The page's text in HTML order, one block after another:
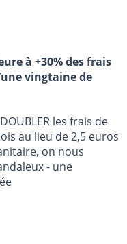
à +30% des frais
vingtaine de
les frais de
au lieu de 2,5 euros
on nous
- une